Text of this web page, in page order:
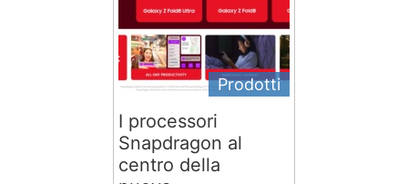
Prodotti
I processori
Snapdragon al
centro della